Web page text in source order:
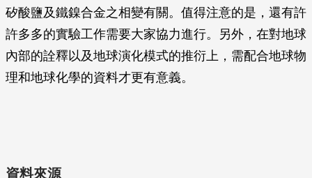
矽酸鹽及鐵鎳合金之相變有關。值得注意的是，還有許
許多多的實驗工作需要大家協力進行。另外，在對地球
內部的詮釋以及地球演化模式的推衍上，需配合地球物
理和地球化學的資料才更有意義。
資料來源